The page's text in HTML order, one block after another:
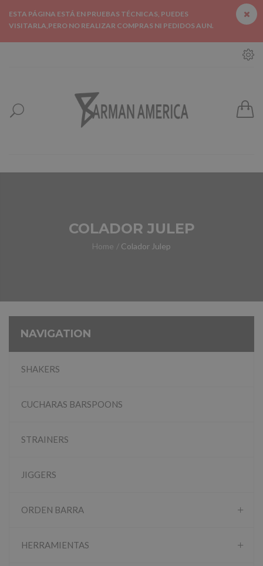
ESTA PÁGINA ESTÁ EN PRUEBAS TÉCNICAS, PUEDES
VISITARLA,PERO NO REALIZAR COMPRAS NI PEDIDOS AUN.
COLADOR JULEP
Home Colador Julep
NAVIGATION
SHAKERS
CUCHARAS BARSPOONS
STRAINERS
JIGGERS
ORDEN BARRA
HERRAMIENTAS